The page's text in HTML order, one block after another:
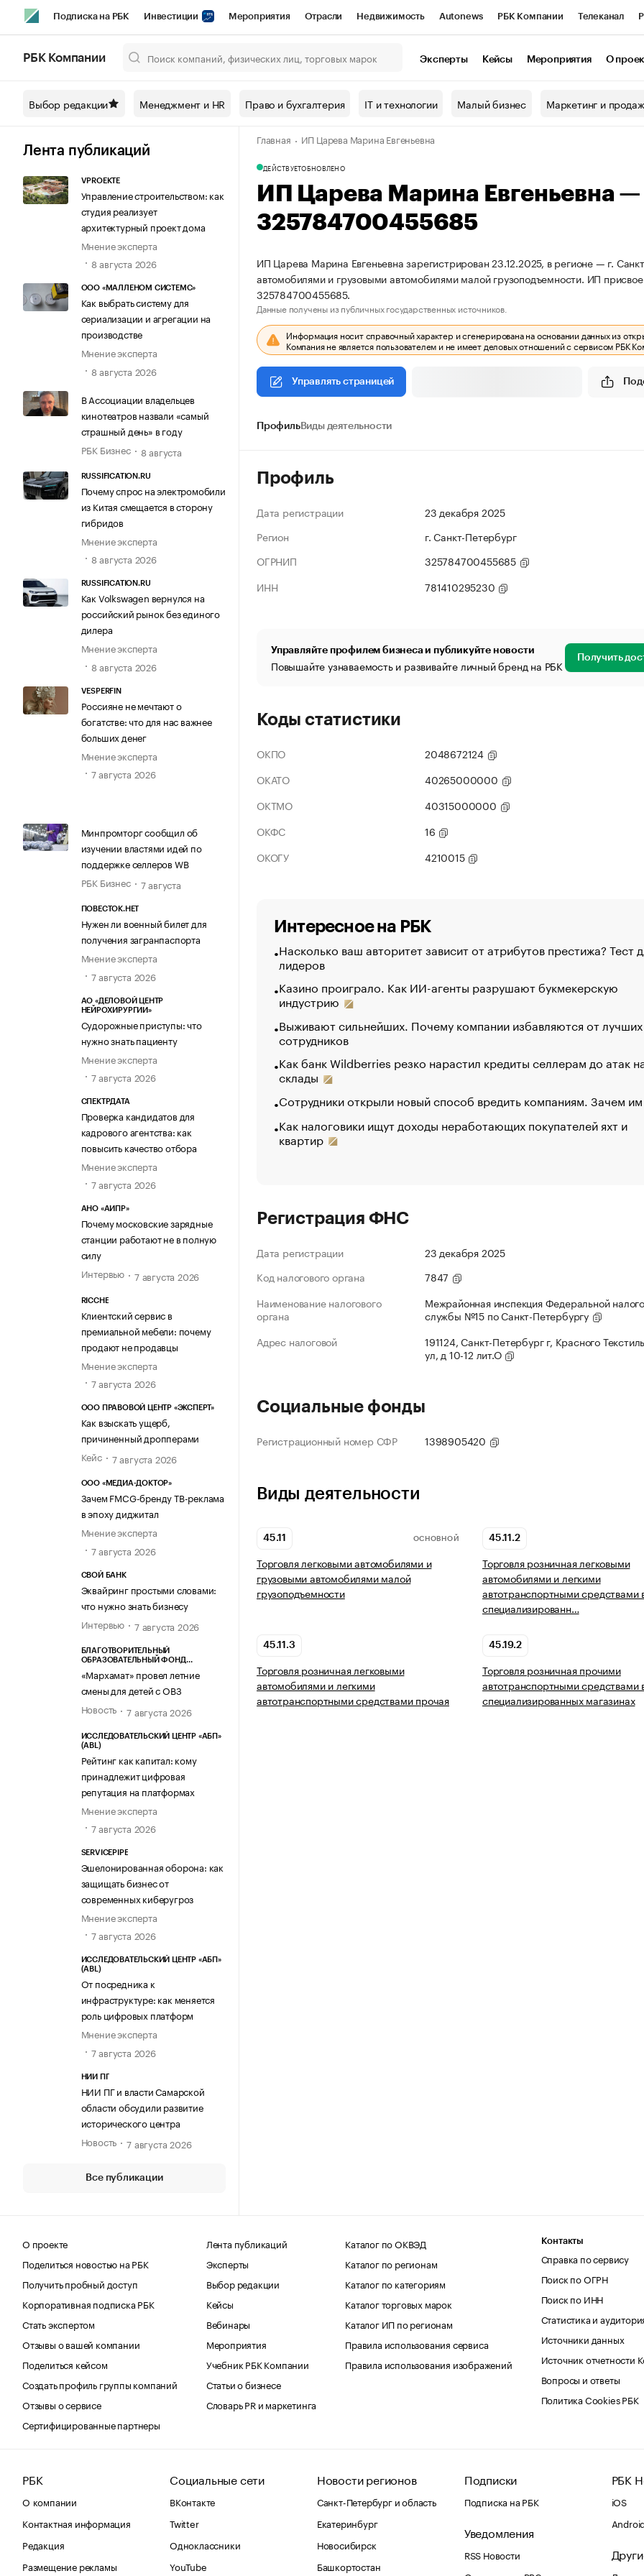
Подписка на РБК Инвестиции Мероприятия Отрасли Недвижимость Autonews РБК Компании Телеканал
Спецпроекты СПб Конференции СПб Спецпроекты Проверка контрагентов
Технологии и медиа Рынок наличной валюты
РБК Компании Эксперты Кейсы Мероприятия О
Выбор редакции Менеджмент и HR Право и бухгалтерия IT и технологии Малый бизнес Маркетинг и
Лента публикаций
VPROEKTE
Управление строительством: как
студия реализует
архитектурный проект дома
Мнение эксперта
8 августа 2026
ООО «МАЛЛЕНОМ СИСТЕМС»
Как выбрать систему для
сериализации и агрегации на
производстве
Мнение эксперта
8 августа 2026
В Ассоциации владельцев
кинотеатров назвали «самый
страшный день» в году
РБК Бизнес
8 августа
RUSSIFICATION.RU
Почему спрос на электромобили
из Китая смещается в сторону
гибридов
Мнение эксперта
8 августа 2026
RUSSIFICATION.RU
Как Volkswagen вернулся на
российский рынок без единого
дилера
Мнение эксперта
8 августа 2026
VESPERFIN
Россияне не мечтают о
богатстве: что для нас важнее
больших денег
Мнение эксперта
7 августа 2026
Минпромторг сообщил об
изучении властями идей по
поддержке селлеров WB
РБК Бизнес
7 августа
ПОВЕСТОК.НЕТ
Нужен ли военный билет для
получения загранпаспорта
Мнение эксперта
7 августа 2026
АО «ДЕЛОВОЙ ЦЕНТР
НЕЙРОХИРУРГИИ»
Судорожные приступы: что
нужно знать пациенту
Мнение эксперта
7 августа 2026
СПЕКТРДАТА
Проверка кандидатов для
кадрового агентства: как
повысить качество отбора
Мнение эксперта
7 августа 2026
АНО «АИПР»
Почему московские зарядные
станции работают не в полную
силу
Интервью
7 августа 2026
RICCHE
Клиентский сервис в
премиальной мебели: почему
продают не продавцы
Мнение эксперта
7 августа 2026
ООО ПРАВОВОЙ ЦЕНТР «ЭКСПЕРТ»
Как взыскать ущерб,
причиненный дропперами
Кейс
7 августа 2026
ООО «МЕДИА-ДОКТОР»
Зачем FMCG-бренду ТВ-реклама
в эпоху диджитал
Мнение эксперта
7 августа 2026
СВОЙ БАНК
Эквайринг простыми словами:
что нужно знать бизнесу
Интервью
7 августа 2026
БЛАГОТВОРИТЕЛЬНЫЙ
ОБРАЗОВАТЕЛЬНЫЙ ФОНД
«Мархамат» провел летние
смены для детей с ОВЗ
Новость
7 августа 2026
ИССЛЕДОВАТЕЛЬСКИЙ ЦЕНТР «АБП»
(ABL)
Рейтинг как капитал: кому
принадлежит цифровая
репутация на платформах
Мнение эксперта
7 августа 2026
SERVICEPIPE
Эшелонированная оборона: как
защищать бизнес от
современных киберугроз
Мнение эксперта
7 августа 2026
ИССЛЕДОВАТЕЛЬСКИЙ ЦЕНТР «АБП»
(ABL)
От посредника к
инфраструктуре: как меняется
роль цифровых платформ
Мнение эксперта
7 августа 2026
НИИ ПГ
НИИ ПГ и власти Самарской
области обсудили развитие
исторического центра
Новость
7 августа 2026
Все публикации
Главная ИП Царева Марина Евгеньевна
ДЕЙСТВУЕТОБНОВЛЕНО
ИП Царева Марина Евгеньевна
325784700455685
ИП Царева Марина Евгеньевна зарегистрирован 23.12.2025, в регионе — г.
автомобилями и грузовыми автомобилями малой грузоподъемности. ИП
325784700455685.
Данные получены из публичных государственных источников.
Информация носит справочный характер и сгенерирована на основании данных из
Компания не является пользователем и не имеет деловых отношений с сервисом РБК
Управлять страницей
ПрофильВиды деятельности
Профиль
Дата регистрации
23 декабря 2025
Регион
г. Санкт-Петербург
ОГРНИП
325784700455685
ИНН
781410295230
Управляйте профилем бизнеса и публикуйте новости
Повышайте узнаваемость и развивайте личный бренд на РБК Получить
Коды статистики
ОКПО
2048672124
ОКАТО
40265000000
ОКТМО
40315000000
ОКФС
16
ОКОГУ
4210015
Интересное на РБК
Насколько ваш авторитет зависит от атрибутов престижа? Тест
лидеров
Казино проиграло. Как ИИ-агенты разрушают букмекерскую
индустрию
Выживают сильнейших. Почему компании избавляются от лучших
сотрудников
Как банк Wildberries резко нарастил кредиты селлерам до атак
склады
Сотрудники открыли новый способ вредить компаниям. Зачем
Как налоговики ищут доходы неработающих покупателей яхт и
квартир
Регистрация ФНС
Дата регистрации
23 декабря 2025
Код налогового органа
7847
Наименование налогового
органа
Межрайонная инспекция Федеральной
службы №15 по Санкт-Петербургу
Адрес налоговой
191124, Санкт-Петербург г, Красного
ул, д 10-12 лит.О
Социальные фонды
Регистрационный номер СФР 1398905420
Виды деятельности
45.11 ОСНОВНОЙ
Торговля легковыми автомобилями и
грузовыми автомобилями малой
грузоподъемности
45.11.2
Торговля розничная легковыми
автомобилями и легкими
автотранспортными средствами
специализированн…
45.11.3
Торговля розничная легковыми
автомобилями и легкими
автотранспортными средствами прочая
45.19.2
Торговля розничная прочими
автотранспортными средствами
специализированных магазинах
О проекте
Поделиться новостью на РБК
Получить пробный доступ
Корпоративная подписка РБК
Стать экспертом
Отзывы о вашей компании
Поделиться кейсом
Создать профиль группы компаний
Отзывы о сервисе
Сертифицированные партнеры
Лента публикаций
Эксперты
Выбор редакции
Кейсы
Вебинары
Мероприятия
Учебник РБК Компании
Статьи о бизнесе
Словарь PR и маркетинга
Каталог по ОКВЭД
Каталог по регионам
Каталог по категориям
Каталог торговых марок
Каталог ИП по регионам
Правила использования сервиса
Правила использования изображений
Контакты
Справка по сервису
Поиск по ОГРН
Поиск по ИНН
Статистика и
Источники данных
Источник отчетности
Вопросы и ответы
Политика Cookies РБК
РБК
О компании
Контактная информация
Редакция
Размещение рекламы
Социальные сети
ВКонтакте
Twitter
Одноклассники
YouTube
Новости регионов
Санкт-Петербург и область
Екатеринбург
Новосибирск
Башкортостан
Подписки
Подписка на РБК
Уведомления
RSS Новости
РБК
iOS